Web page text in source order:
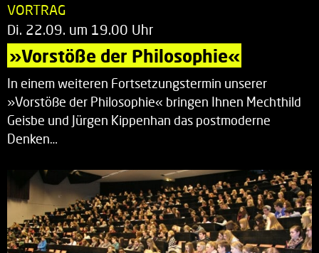
VORTRAG
Di. 22.09. um 19.00 Uhr
»Vorstöße der Philosophie«
In einem weiteren Fortsetzungstermin unserer
»Vorstöße der Philosophie« bringen Ihnen Mechthild
Geisbe und Jürgen Kippenhan das postmoderne
Denken…